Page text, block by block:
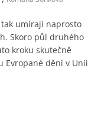
umírají naprosto
Skoro půl druhého
kroku skutečně
Evropané dění v Unii